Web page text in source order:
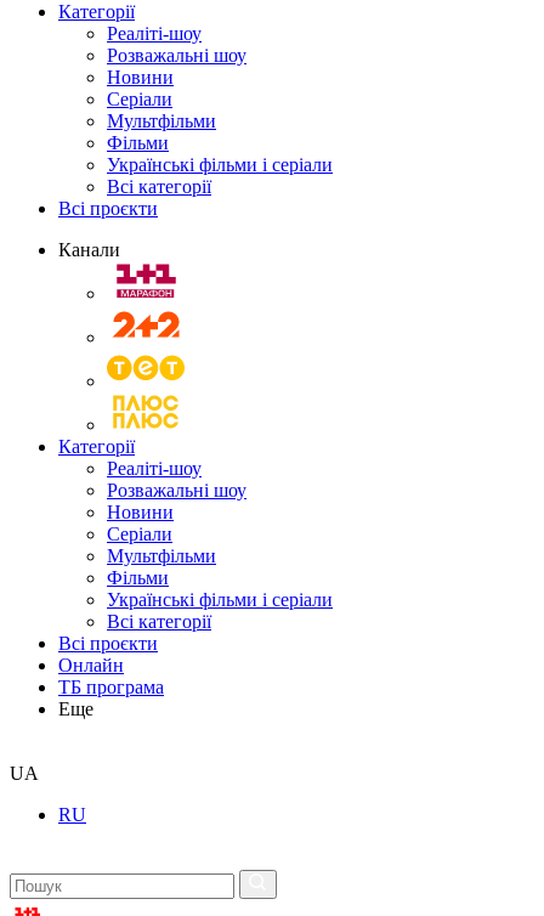
Категорії
Реаліті-шоу
Розважальні шоу
Новини
Серіали
Мультфільми
Фільми
Українські фільми і серіали
Всі категорії
Всі проєкти
Канали
Категорії
Реаліті-шоу
Розважальні шоу
Новини
Серіали
Мультфільми
Фільми
Українські фільми і серіали
Всі категорії
Всі проєкти
Онлайн
ТБ програма
Еще
UA
RU